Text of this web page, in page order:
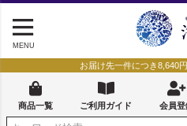
MENU
お届け先一件につき8,640
商品一覧 ご利用ガイド 会員登